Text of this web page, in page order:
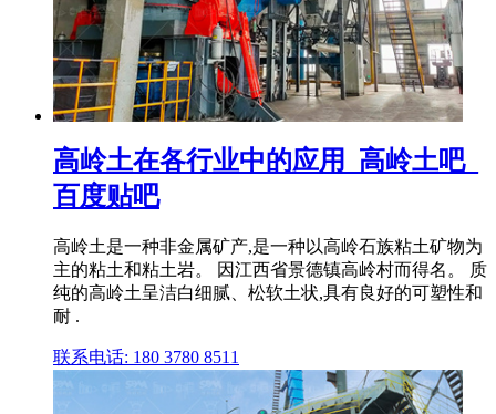
高岭土在各行业中的应用_高岭土吧_
百度贴吧
高岭土是一种非金属矿产,是一种以高岭石族粘土矿物为
主的粘土和粘土岩。 因江西省景德镇高岭村而得名。 质
纯的高岭土呈洁白细腻、松软土状,具有良好的可塑性和
耐 .
联系电话: 180 3780 8511